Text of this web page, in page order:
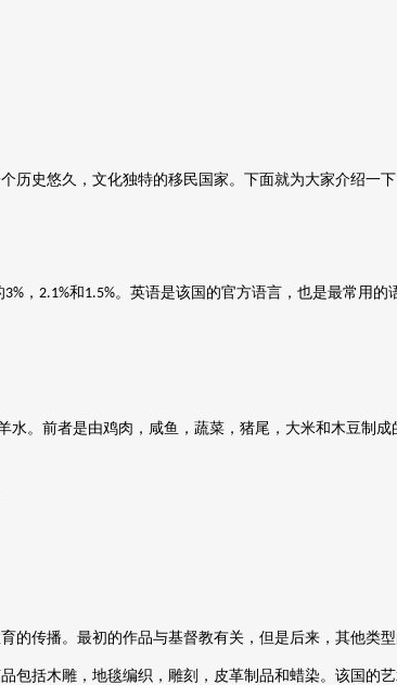
历史悠久，文化独特的移民国家。 下面就为大家介绍一下
3% ， 2.1%和 1.5%。英语是该国的官方语言，也是最常用的
水。前者是由鸡肉，咸鱼，蔬菜，猪尾，大米和木豆制
传播。最初的作品与基督教有关，但是后来，其他类型
括木雕，地毯编织，雕刻，皮革制品和蜡染。该国的